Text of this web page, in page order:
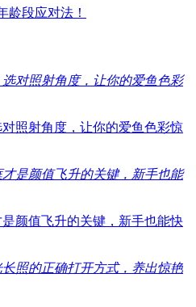
龄段应对法！
照射角度，让你的爱鱼色彩惊
颜值飞升的关键，新手也能快